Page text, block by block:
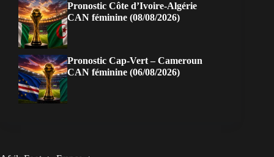
Pronostic Côte d’Ivoire-Algérie
CAN féminine (08/08/2026)
Pronostic Cap-Vert – Cameroun
CAN féminine (06/08/2026)